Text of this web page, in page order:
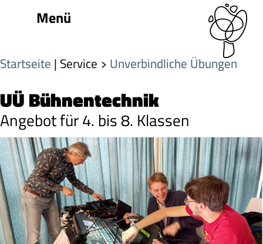
Menü
Startseite | Service Unverbindliche Übungen
UÜ Bühnentechnik
Angebot für 4. bis 8. Klassen